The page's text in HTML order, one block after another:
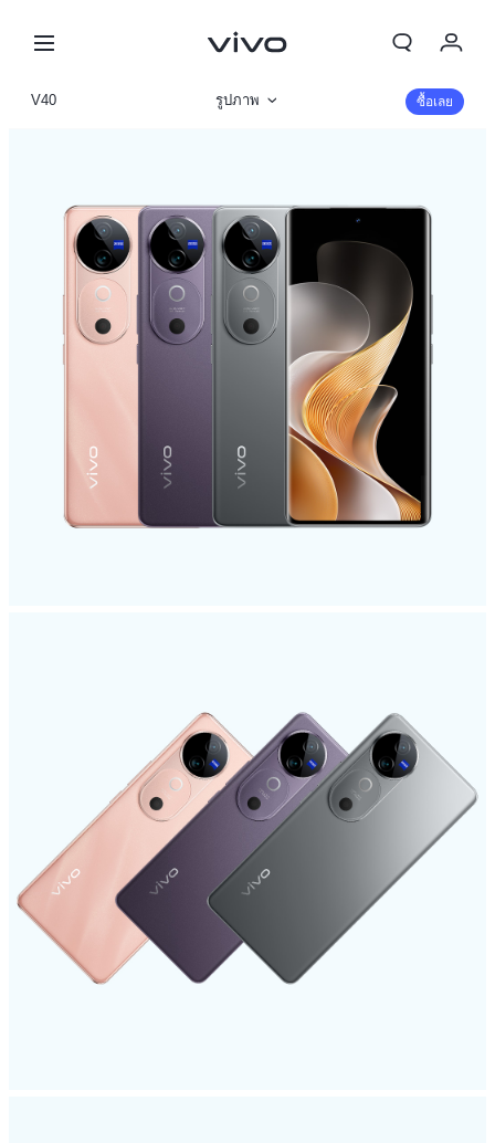
My Order
บัญชีของฉัน
V40 รูปภาพ
รายละเอียดจำเพาะ
ซื้อเลย